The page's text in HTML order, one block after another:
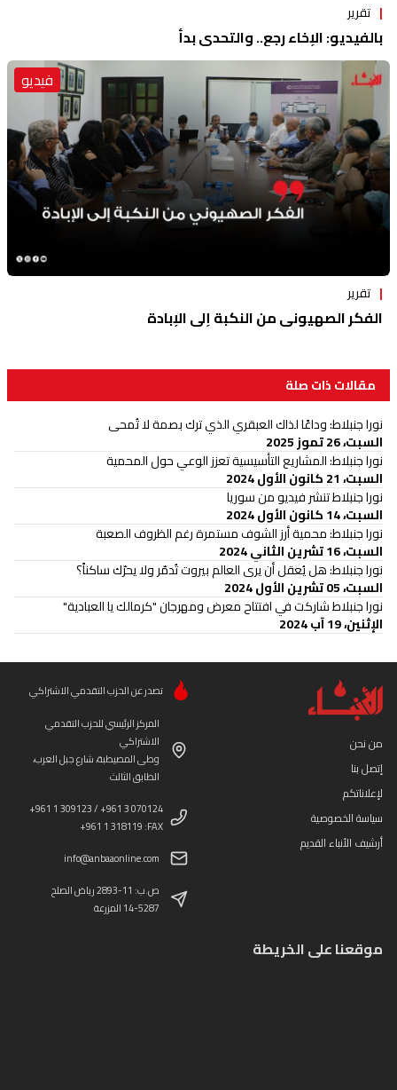
تقرير
بالفيديو: الإخاء رجع.. والتحدي بدأ
فيديو
تقرير
الفكر الصهيوني من النكبة إلى الإبادة
مقالات ذات صلة
نورا جنبلاط: وداعًا لذاك العبقري الذي ترك بصمة لا تُمحى
السبت، 26 تموز 2025
نورا جنبلاط: المشاريع التأسيسية تعزز الوعي حول المحمية
السبت، 21 كانون الأول 2024
نورا جنبلاط تنشر فيديو من سوريا
السبت، 14 كانون الأول 2024
نورا جنبلاط: محمية أرز الشوف مستمرة رغم الظروف الصعبة
السبت، 16 تشرين الثاني 2024
نورا جنبلاط: هل يُعقل أن يرى العالم بيروت تُدمّر ولا يحرّك ساكناً؟
السبت، 05 تشرين الأول 2024
نورا جنبلاط شاركت في افتتاح معرض ومهرجان "كرمالك يا العبادية"
الإثنين، 19 آب 2024
من نحن
إتصل بنا
لإعلاناتكم
سياسة الخصوصية
أرشيف الأنباء القديم
تصدر عن الحزب التقدمي الاشتراكي
المركز الرئيسي للحزب التقدمي
الاشتراكي
وطى المصيطبة، شارع جبل العرب،
الطابق الثالث
+961 1 309123 / +961 3 070124
+961 1 318119 :FAX
info@anbaaonline.com
ص.ب: 11-2893 رياض الصلح
14-5287 المزرعة
موقعنا على الخريطة